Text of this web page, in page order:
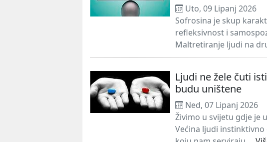
Uto, 09 Lipanj 2026
Sofrosina je skup
refleksivnost i
Maltretiranje ljudi na
Ljudi ne žele čuti
budu uništene
Ned, 07 Lipanj 2026
Živimo u svijetu gdje je
Većina ljudi instinktivno